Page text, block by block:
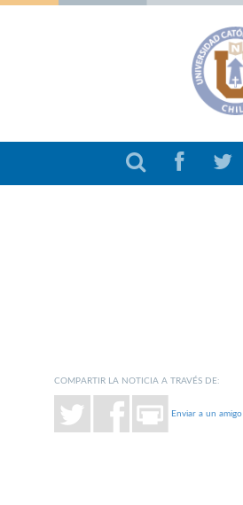
COMPARTIR LA NOTICIA A TRAVÉS DE:
Enviar a un amigo